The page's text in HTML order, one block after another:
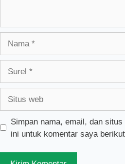
Simpan nama, email, dan
ini untuk komentar saya